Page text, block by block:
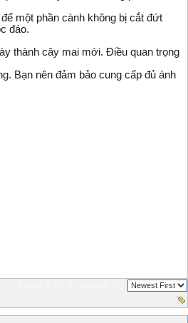
một phần cành không bị cắt đứt
đáo.
thành cây mai mới. Điều quan trọng
Bạn nên đảm bảo cung cấp đủ ánh